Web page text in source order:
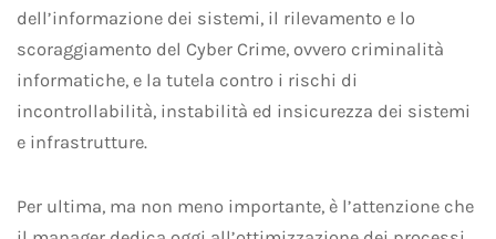
dell’informazione dei sistemi, il rilevamento e lo
scoraggiamento del Cyber Crime, ovvero criminalità
informatiche, e la tutela contro i rischi di
incontrollabilità, instabilità ed insicurezza dei sistemi
e infrastrutture.
Per ultima, ma non meno importante, è l’attenzione che